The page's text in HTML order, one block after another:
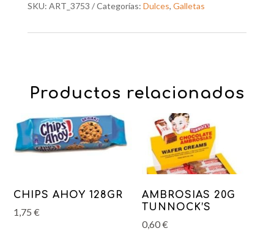
SKU: ART_3753 Categorías: Dulces, Galletas
Productos relacionados
CHIPS AHOY 128GR
1,75€
AMBROSIAS 20G
TUNNOCK’S
0,60€